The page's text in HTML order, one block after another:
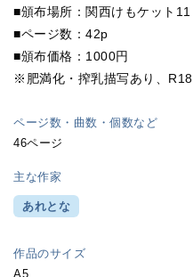
■頒布場所：関西けもケット11
■ページ数：42p
■頒布価格：1000円
※肥満化・搾乳描写あり、R18
ページ数・曲数・個数など
46ページ
主な作家
あれとな
作品のサイズ
A5